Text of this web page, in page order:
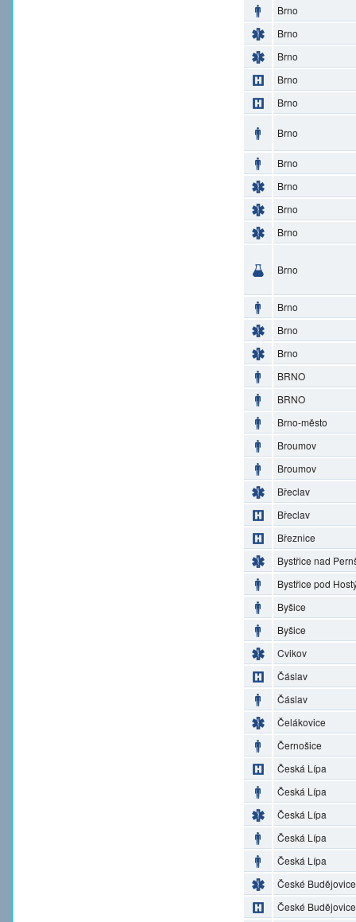
Brno
Brno
Brno
Brno
Brno
Brno
Brno
Brno
Brno
Brno
Brno
Brno
Brno
Brno
BRNO
BRNO
Brno-město
Broumov
Broumov
Břeclav
Břeclav
Březnice
Bystřice nad
Bystřice pod
Byšice
Byšice
Cvikov
Čáslav
Čáslav
Čelákovice
Černošice
Česká Lípa
Česká Lípa
Česká Lípa
Česká Lípa
Česká Lípa
České Budějovice
České Budějovice